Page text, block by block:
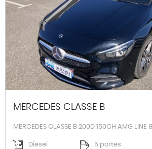
MERCEDES CLASSE B
MERCEDES CLASSE B 200D 150CH AMG LINE
Diesel 5 portes